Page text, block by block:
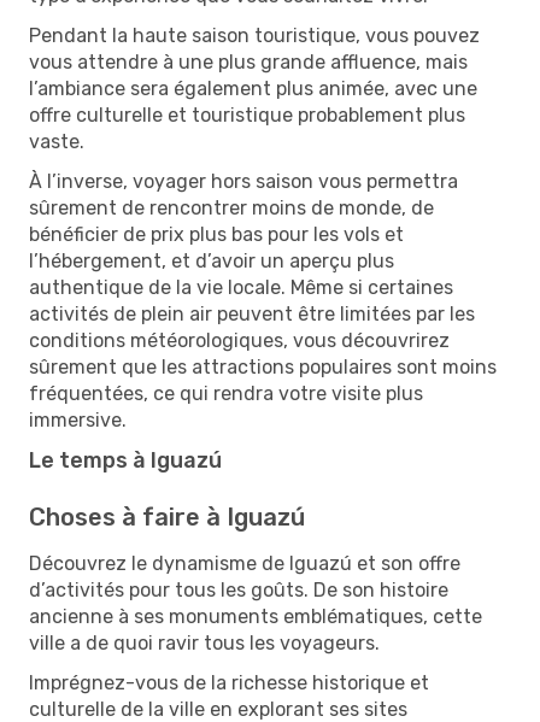
Pendant la haute saison touristique, vous pouvez
vous attendre à une plus grande affluence, mais
l’ambiance sera également plus animée, avec une
offre culturelle et touristique probablement plus
vaste.
À l’inverse, voyager hors saison vous permettra
sûrement de rencontrer moins de monde, de
bénéficier de prix plus bas pour les vols et
l’hébergement, et d’avoir un aperçu plus
authentique de la vie locale. Même si certaines
activités de plein air peuvent être limitées par les
conditions météorologiques, vous découvrirez
sûrement que les attractions populaires sont moins
fréquentées, ce qui rendra votre visite plus
immersive.
Le temps à Iguazú
Choses à faire à Iguazú
Découvrez le dynamisme de Iguazú et son offre
d’activités pour tous les goûts. De son histoire
ancienne à ses monuments emblématiques, cette
ville a de quoi ravir tous les voyageurs.
Imprégnez-vous de la richesse historique et
culturelle de la ville en explorant ses sites